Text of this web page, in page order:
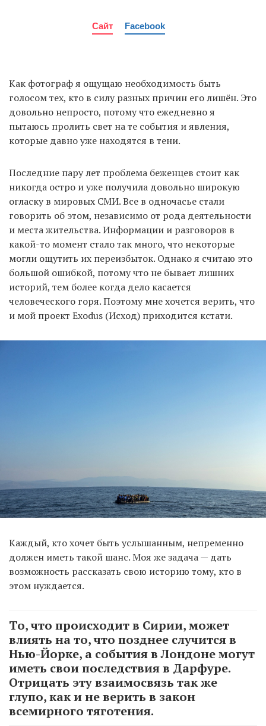
Сайт Facebook
Как фотограф я ощущаю необходимость быть
голосом тех, кто в силу разных причин его лишён. Это
довольно непросто, потому что ежедневно я
пытаюсь пролить свет на те события и явления,
которые давно уже находятся в тени.
Последние пару лет проблема беженцев стоит как
никогда остро и уже получила довольно широкую
огласку в мировых СМИ. Все в одночасье стали
говорить об этом, независимо от рода деятельности
и места жительства. Информации и разговоров в
какой-то момент стало так много, что некоторые
могли ощутить их переизбыток. Однако я считаю это
большой ошибкой, потому что не бывает лишних
историй, тем более когда дело касается
человеческого горя. Поэтому мне хочется верить, что
и мой проект Exodus (Исход) приходится кстати.
Каждый, кто хочет быть услышанным, непременно
должен иметь такой шанс. Моя же задача — дать
возможность рассказать свою историю тому, кто в
этом нуждается.
То, что происходит в Сирии, может
влиять на то, что позднее случится в
Нью-Йорке, а события в Лондоне могут
иметь свои последствия в Дарфуре.
Отрицать эту взаимосвязь так же
глупо, как и не верить в закон
всемирного тяготения.